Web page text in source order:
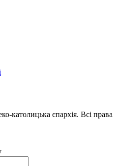
католицька єпархія. Всі права